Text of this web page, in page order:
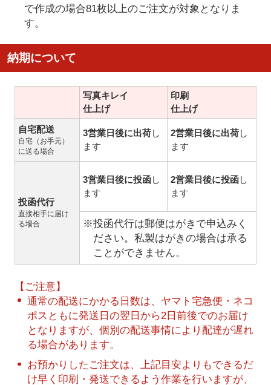
で作成の場合81枚以上のご注文が対象となりま
す。
納期について
写真キレイ
仕上げ
印刷
仕上げ
自宅配送
自宅（お手元）
に送る場合
3営業日後に出荷し
ます
2営業日後に出荷し
ます
投函代行
直接相手に届け
る場合
3営業日後に投函し
ます
2営業日後に投函し
ます
※投函代行は郵便はがきで申込みく
ださい。私製はがきの場合は承る
ことができません。
【ご注意】
通常の配送にかかる日数は、ヤマト宅急便・ネコ
ポスともに発送日の翌日から2日前後でのお届け
となりますが、個別の配送事情により配達が遅れ
る場合があります。
お預かりしたご注文は、上記目安よりもできるだ
け早く印刷・発送できるよう作業を行いますが、